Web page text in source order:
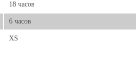
18 часов
6 часов
XS